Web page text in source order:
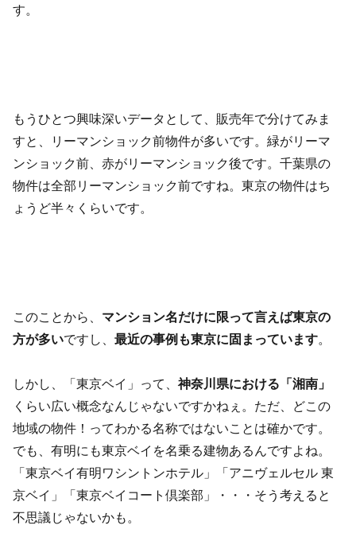
す。
もうひとつ興味深いデータとして、販売年で分けてみま
すと、リーマンショック前物件が多いです。緑がリーマ
ンショック前、赤がリーマンショック後です。千葉県の
物件は全部リーマンショック前ですね。東京の物件はち
ょうど半々くらいです。
このことから、 マンション名だけに限って言えば東京の
方が多いですし、最近の事例も東京に固まっています。
しかし、「東京ベイ」って、神奈川県における「湘南」
くらい広い概念なんじゃないですかねぇ。ただ、どこの
地域の物件！ってわかる名称ではないことは確かです。
でも、有明にも東京ベイを名乗る建物あるんですよね。
「東京ベイ有明ワシントンホテル」「アニヴェルセル 東
京ベイ」「東京ベイコート倶楽部」・・・そう考えると
不思議じゃないかも。